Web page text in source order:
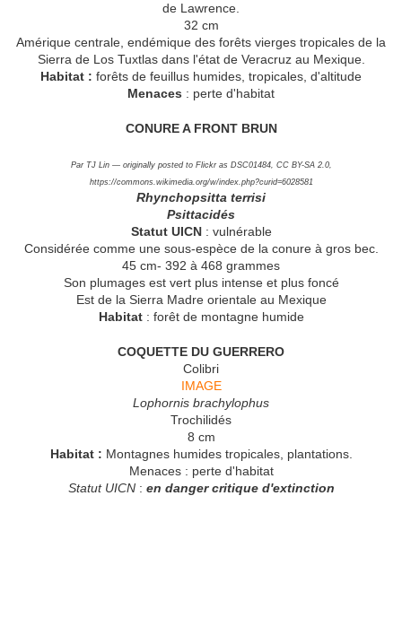
de Lawrence.
32 cm
Amérique centrale, endémique des forêts vierges tropicales de la
Sierra de Los Tuxtlas dans l'état de Veracruz au Mexique.
Habitat : forêts de feuillus humides, tropicales, d'altitude
Menaces : perte d'habitat
CONURE A FRONT BRUN
Par TJ Lin — originally posted to Flickr as DSC01484, CC BY-SA 2.0,
https://commons.wikimedia.org/w/index.php?curid=6028581
Rhynchopsitta terrisi
Psittacidés
Statut UICN: vulnérable
Considérée comme une sous-espèce de la conure à gros bec.
45 cm- 392 à 468 grammes
Son plumages est vert plus intense et plus foncé
Est de la Sierra Madre orientale au Mexique
Habitat: forêt de montagne humide
COQUETTE DU GUERRERO
Colibri
IMAGE
Lophornis brachylophus
Trochilidés
8 cm
Habitat : Montagnes humides tropicales, plantations.
Menaces : perte d'habitat
Statut UICN: en danger critique d'extinction